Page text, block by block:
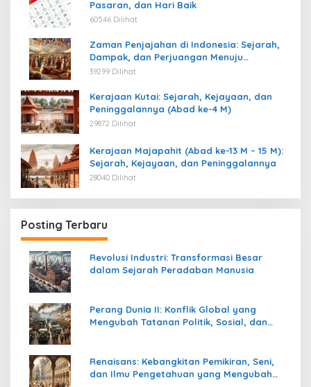
Pasaran, dan Hari Baik
60546 Dilihat
Zaman Penjajahan di Indonesia: Sejarah,
Dampak, dan Perjuangan Menuju
Kemerdekaan
39299 Dilihat
Kerajaan Kutai: Sejarah, Kejayaan, dan
Peninggalannya (Abad ke-4 M)
29872 Dilihat
Kerajaan Majapahit (Abad ke-13 M – 15 M):
Sejarah, Kejayaan, dan Peninggalannya
28040 Dilihat
Posting Terbaru
Revolusi Industri: Transformasi Besar
dalam Sejarah Peradaban Manusia
Perang Dunia II: Konflik Global yang
Mengubah Tatanan Politik, Sosial, dan
Renaisans: Kebangkitan Pemikiran, Seni,
dan Ilmu Pengetahuan yang Mengubah